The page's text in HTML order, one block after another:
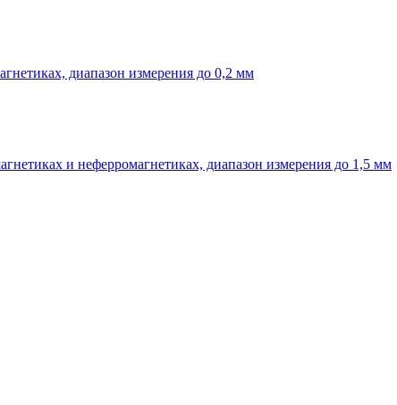
диапазон измерения до 0,2 мм
и неферромагнетиках, диапазон измерения до 1,5 мм